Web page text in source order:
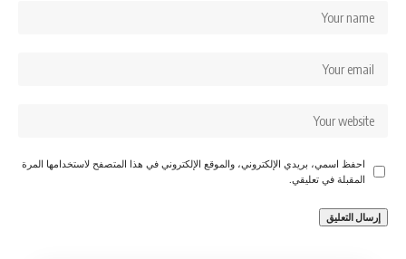
احفظ اسمي، بريدي الإلكتروني، والموقع الإلكتروني في هذا المتصفح لاستخدامها المرة
المقبلة في تعليقي.